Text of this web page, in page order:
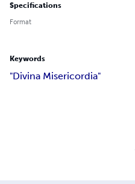
Specifications
Format
Keywords
"Divina Misericordia"